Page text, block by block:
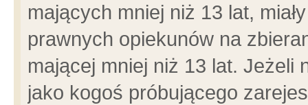
mających mniej niż 13 lat,
prawnych opiekunów na
mającej mniej niż 13 lat. Jeżeli
jako kogoś próbującego